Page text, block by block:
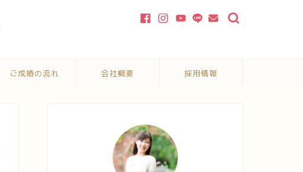
ご成婚の流れ 会社概要 採用情報